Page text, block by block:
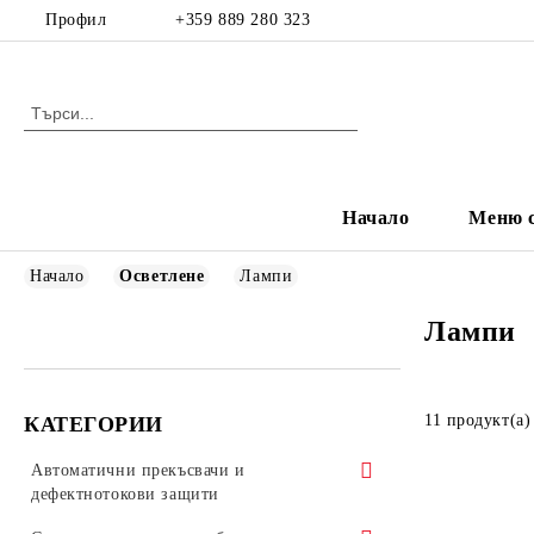
Профил +359 889 280 323
Начало Меню
КАТЕГОРИИ
Автоматични прекъсвачи и
дефектнотокови защити
Начало Осветлене Лампи
Лампи
11 продукт(а)